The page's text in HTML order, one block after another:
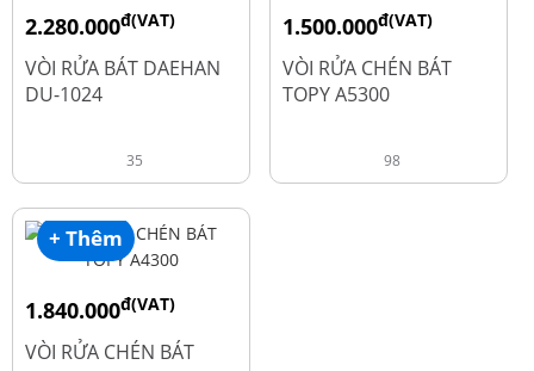
2.280.000đ(VAT)
2.600.000
VÒI RỬA BÁT DAEHAN
DU-1024
35
1.500.000đ(VAT)
1.990.000
VÒI RỬA CHÉN BÁT
TOPY A5300
98
+ Thêm
1.840.000đ(VAT)
2.450.000
VÒI RỬA CHÉN BÁT